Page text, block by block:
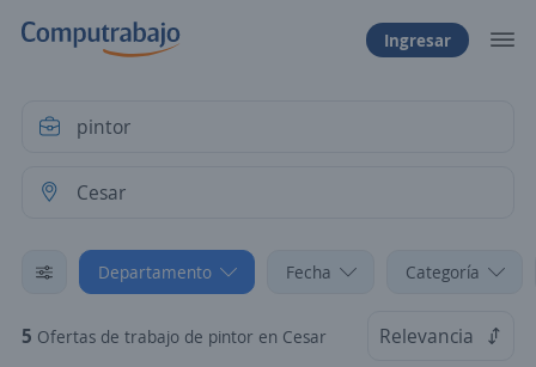
Ingresar
Departamento Fecha Categoría
5 Ofertas de trabajo de pintor en Cesar Relevancia